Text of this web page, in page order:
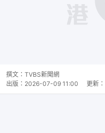
撰文： TVBS新聞網
出版： 2026-07-09 11:00 更新：